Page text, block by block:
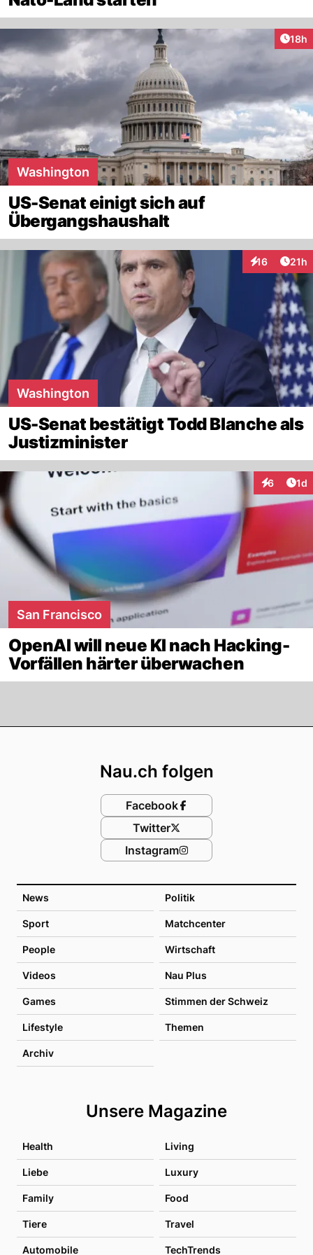
18h
Washington
US-Senat einigt sich auf
Übergangshaushalt
16
Interaktionen
21h
Washington
US-Senat bestätigt Todd Blanche als
Justizminister
6 1d
San Francisco
OpenAI will neue KI nach Hacking-
Vorfällen härter überwachen
News Politik
Sport Matchcenter
People Wirtschaft
Videos Nau Plus
Games Stimmen der Schweiz
Lifestyle Themen
Archiv
Unsere Magazine
Health Living
Liebe Luxury
Family Food
Tiere Travel
Automobile TechTrends
Nau.ch folgen
Facebook
Twitter
Instagram